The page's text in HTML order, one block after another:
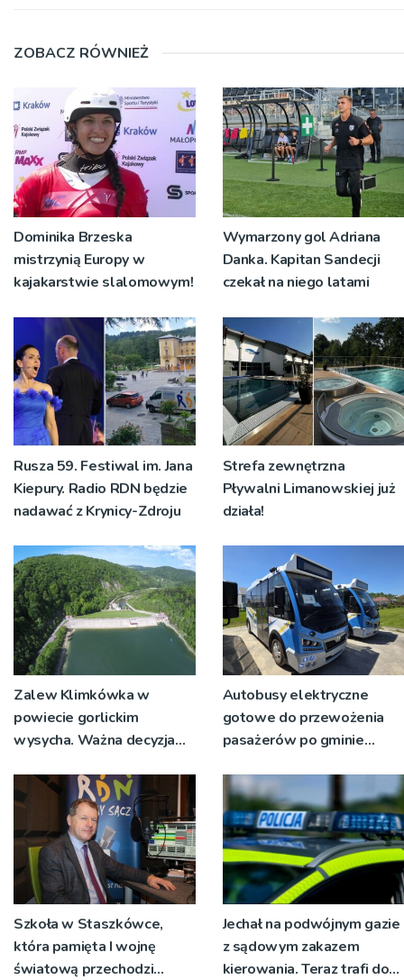
ZOBACZ RÓWNIEŻ
Dominika Brzeska
mistrzynią Europy w
kajakarstwie slalomowym!
Wymarzony gol Adriana
Danka. Kapitan Sandecji
czekał na niego latami
Rusza 59. Festiwal im. Jana
Kiepury. Radio RDN będzie
nadawać z Krynicy-Zdroju
Strefa zewnętrzna
Pływalni Limanowskiej już
działa!
Zalew Klimkówka w
powiecie gorlickim
wysycha. Ważna decyzja
Autobusy elektryczne
gotowe do przewożenia
pasażerów po gminie
Szkoła w Staszkówce,
która pamięta I wojnę
światową przechodzi
Jechał na podwójnym gazie
z sądowym zakazem
kierowania. Teraz trafi do